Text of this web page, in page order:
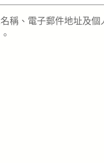
稱、電子郵件地址及